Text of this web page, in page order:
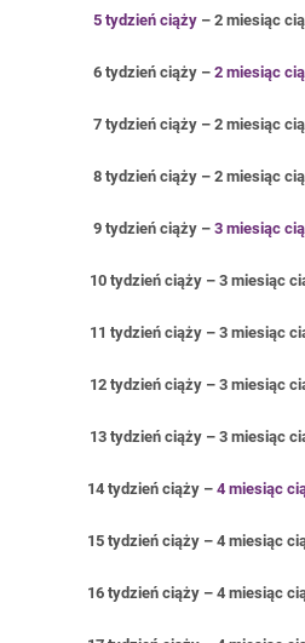
5 tydzień ciąży – 2 miesiąc
6 tydzień ciąży – 2 miesiąc
7 tydzień ciąży – 2 miesiąc
8 tydzień ciąży – 2 miesiąc
9 tydzień ciąży – 3 miesiąc
10 tydzień ciąży – 3 miesiąc
11 tydzień ciąży – 3 miesiąc
12 tydzień ciąży – 3 miesiąc
13 tydzień ciąży – 3 miesiąc
14 tydzień ciąży – 4 miesiąc
15 tydzień ciąży – 4 miesiąc
16 tydzień ciąży – 4 miesiąc